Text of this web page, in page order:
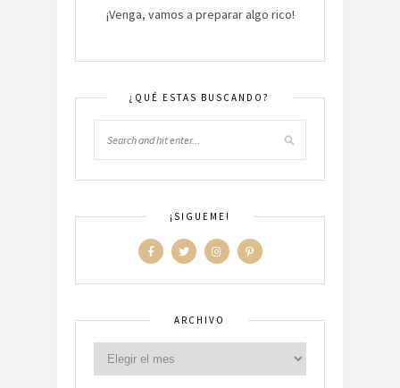
¡Venga, vamos a preparar algo rico!
¿QUÉ ESTAS BUSCANDO?
¡SIGUEME!
ARCHIVO